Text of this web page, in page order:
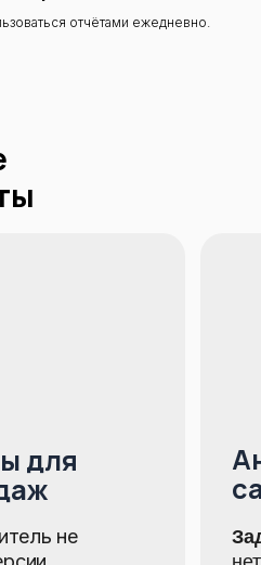
отчётами ежедневно.